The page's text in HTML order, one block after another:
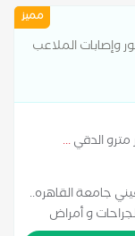
مميز
وإصابات الملاعب
العمود الفقري
الدقي...
جامعة القاهره..
و أمراض